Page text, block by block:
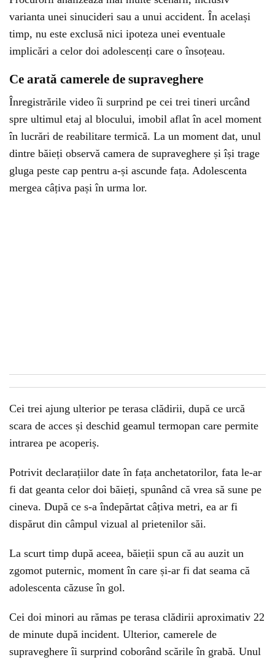
varianta unei sinucideri sau a unui accident. În același
timp, nu este exclusă nici ipoteza unei eventuale
implicări a celor doi adolescenți care o însoțeau.
Ce arată camerele de supraveghere
Înregistrările video îi surprind pe cei trei tineri urcând
spre ultimul etaj al blocului, imobil aflat în acel moment
în lucrări de reabilitare termică. La un moment dat, unul
dintre băieți observă camera de supraveghere și își trage
gluga peste cap pentru a-și ascunde fața. Adolescenta
mergea câțiva pași în urma lor.
Cei trei ajung ulterior pe terasa clădirii, după ce urcă
scara de acces și deschid geamul termopan care permite
intrarea pe acoperiș.
Potrivit declarațiilor date în fața anchetatorilor, fata le-ar
fi dat geanta celor doi băieți, spunând că vrea să sune pe
cineva. După ce s-a îndepărtat câțiva metri, ea ar fi
dispărut din câmpul vizual al prietenilor săi.
La scurt timp după aceea, băieții spun că au auzit un
zgomot puternic, moment în care și-ar fi dat seama că
adolescenta căzuse în gol.
Cei doi minori au rămas pe terasa clădirii aproximativ 22
de minute după incident. Ulterior, camerele de
supraveghere îi surprind coborând scările în grabă. Unul